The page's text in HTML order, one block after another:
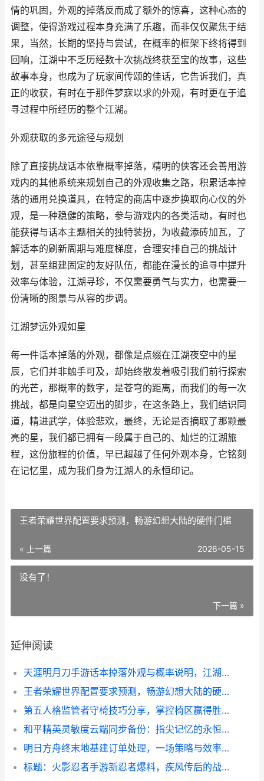
情的巩固，外观的掉落反而成了额外的惊喜，这种心态的
调整，使得游戏过程本身充满了乐趣，而非仅仅聚焦于结
果，当然，长期的坚持与尝试，在概率的框架下终将得到
回响，江湖中不乏历经数十次挑战终获至宝的故事，这些
故事本身，也成为了玩家间传颂的佳话，它告诉我们，真
正的收获，有时在于那件梦寐以求的外观，有时更在于追
寻过程中所经历的整个江湖。
外观获取的多元途径与规划
除了直接挑战话本依靠概率掉落，精明的侠客还会善用游
戏内的其他系统来规划自己的外观收集之路，积累话本掉
落的通用兑换道具，在特定的商店中逐步换取向心仪的外
观，是一种稳健的策略，参与游戏内的各类活动，有时也
能获得与话本主题相关的独特装扮，为收藏添砖加瓦，了
解话本的刷新周期与难度梯度，合理安排自己的挑战计
划，甚至组建固定的友好队伍，都能在漫长的追寻中提升
效率与体验，江湖寻珍，不仅需要勇气与实力，也需要一
份清晰的图景与从容的步调。
江湖梦远外观如星
每一件话本掉落的外观，都像是点缀在江湖夜空中的星
辰，它们并非触手可及，却始终散发着吸引我们前行探索
的光芒，那概率的数字，是苍穹的距离，而我们的每一次
挑战，都是向星空迈出的脚步，在这条路上，我们结识同
道，精进武学，体验悲欢，最终，无论是否摘取了那颗最
亮的星，我们都已拥有一段属于自己的、灿烂的江湖旅
程，这份旅程的价值，早已超越了任何外观本身，它铭刻
在记忆里，成为我们身为江湖人的永恒印记。
王者荣耀世界配置要求预测，畅游幻想大陆的硬件门槛
« 上一篇 2026-05-15
没有了！
下一篇 »
延伸阅读
天涯明月刀手游话本掉落外观与概率说明，江湖寻珍录
王者荣耀世界配置要求预测，畅游幻想大陆的硬件门槛
第五人格监管者守椅技巧分享，掌控椅区赢得胜利的博弈艺术
和平精英灵敏度云端同步备份：指尖记忆的永恒守护
明日方舟终末地基建订单处理，一场策略与效率的终极博弈
标题：火影忍者手游新忍者爆料，疾风传后的战力新纪元